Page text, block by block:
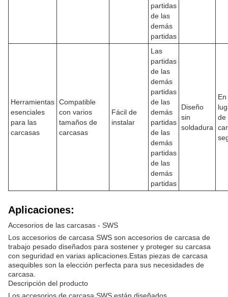
partidas
de las
demás
partidas
Herramientas
esenciales
para las
carcasas
Compatible
con varios
tamaños de
carcasas
Fácil de
instalar
Las
partidas
de las
demás
partidas
de las
demás
partidas
de las
demás
partidas
de las
demás
partidas
Diseño
sin
soldadura
de
Aplicaciones:
Accesorios de las carcasas - SWS
Los accesorios de carcasa SWS son accesorios de carcasa de
trabajo pesado diseñados para sostener y proteger su carcasa
con seguridad en varias aplicaciones.Estas piezas de carcasa
asequibles son la elección perfecta para sus necesidades de
carcasa.
Descripción del producto